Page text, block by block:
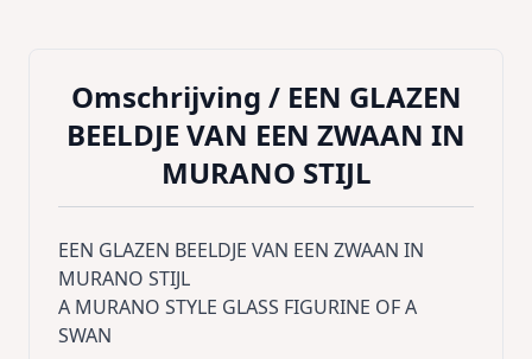
Omschrijving / EEN GLAZEN
BEELDJE VAN EEN ZWAAN IN
MURANO STIJL
EEN GLAZEN BEELDJE VAN EEN ZWAAN IN
MURANO STIJL
A MURANO STYLE GLASS FIGURINE OF A
SWAN